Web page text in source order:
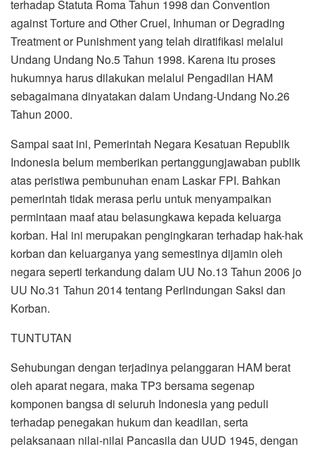
terhadap Statuta Roma Tahun 1998 dan Convention
against Torture and Other Cruel, Inhuman or Degrading
Treatment or Punishment yang telah diratifikasi melalui
Undang Undang No.5 Tahun 1998. Karena itu proses
hukumnya harus dilakukan melalui Pengadilan HAM
sebagaimana dinyatakan dalam Undang-Undang No.26
Tahun 2000.
Sampai saat ini, Pemerintah Negara Kesatuan Republik
Indonesia belum memberikan pertanggungjawaban publik
atas peristiwa pembunuhan enam Laskar FPI. Bahkan
pemerintah tidak merasa perlu untuk menyampaikan
permintaan maaf atau belasungkawa kepada keluarga
korban. Hal ini merupakan pengingkaran terhadap hak-hak
korban dan keluarganya yang semestinya dijamin oleh
negara seperti terkandung dalam UU No.13 Tahun 2006 jo
UU No.31 Tahun 2014 tentang Perlindungan Saksi dan
Korban.
TUNTUTAN
Sehubungan dengan terjadinya pelanggaran HAM berat
oleh aparat negara, maka TP3 bersama segenap
komponen bangsa di seluruh Indonesia yang peduli
terhadap penegakan hukum dan keadilan, serta
pelaksanaan nilai-nilai Pancasila dan UUD 1945, dengan